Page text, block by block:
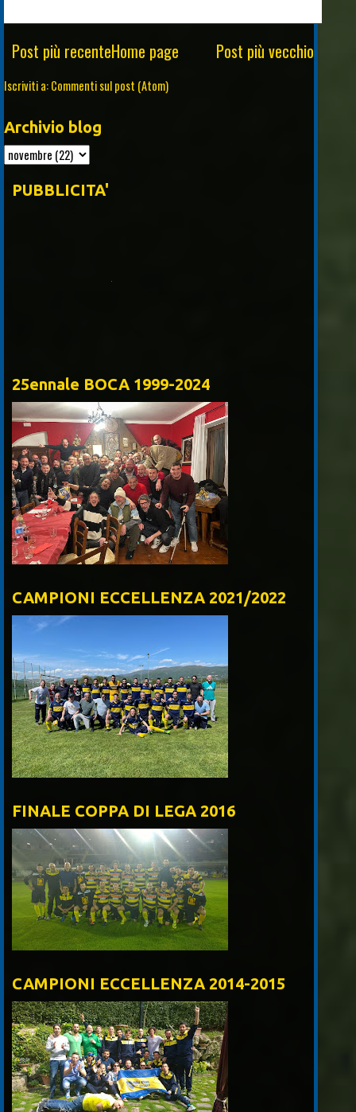
Post più recente Post più vecchio
Home page
Iscriviti a:Commenti sul post (Atom)
Archivio blog
PUBBLICITA'
25ennale BOCA 1999-2024
CAMPIONI ECCELLENZA 2021/2022
FINALE COPPA DI LEGA 2016
CAMPIONI ECCELLENZA 2014-2015